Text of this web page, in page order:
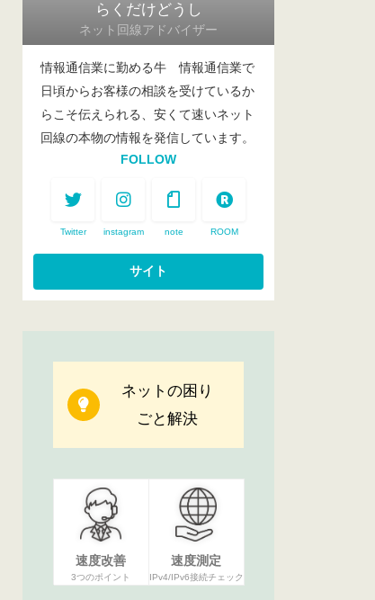
らくだけどうし
ネット回線アドバイザー
情報通信業に勤める牛 情報通信業で
日頃からお客様の相談を受けているか
らこそ伝えられる、安くて速いネット
回線の本物の情報を発信しています。
FOLLOW
Twitter instagram note ROOM
ネットの困り
ごと解決
速度改善
3つのポイント
速度測定
IPv4/IPv6接続チェック